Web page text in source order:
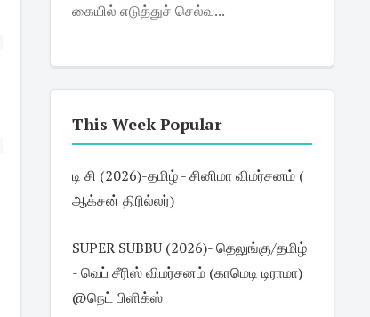
கையில் எடுத்துச் செல்வ...
This Week Popular
டி சி (2026)-தமிழ் - சினிமா விமர்சனம் (
ஆக்சன் திரில்லர்)
SUPER SUBBU (2026)- தெலுங்கு/தமிழ்
- வெப் சீரிஸ் விமர்சனம் (காமெடி டிராமா)
@நெட் பிளிக்ஸ்